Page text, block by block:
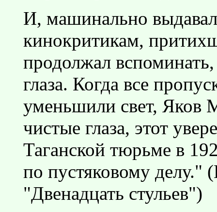
И, машинально
кинокритикам,
продолжал
глаза. Когда все
уменьшили свет, Яков
чистые глаза, этот
Таганской тюрьме в
по пустяковому делу."
"Двенадцать стульев")